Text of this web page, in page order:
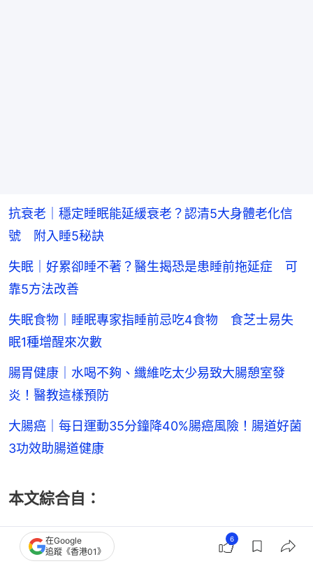
抗衰老｜穩定睡眠能延緩衰老？認清5大身體老化信
號 附入睡5秘訣
失眠｜好累卻睡不著？醫生揭恐是患睡前拖延症 可
靠5方法改善
失眠食物｜睡眠專家指睡前忌吃4食物 食芝士易失
眠1種增醒來次數
腸胃健康｜水喝不夠、纖維吃太少易致大腸憩室發
炎！醫教這樣預防
大腸癌｜每日運動35分鐘降40%腸癌風險！腸道好菌
3功效助腸道健康
本文綜合自：
①2026-03-04腦科臨牀研究《深度睡眠提升
100%！北大重磅發現：改善睡眠，需從「腸」計
在Google
追蹤《香港01》
6